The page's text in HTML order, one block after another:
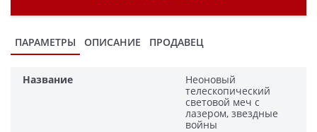
ПАРАМЕТРЫ ОПИСАНИЕ ПРОДАВЕЦ
Название
Неоновый
телескопический
световой меч с
лазером, звездные
войны